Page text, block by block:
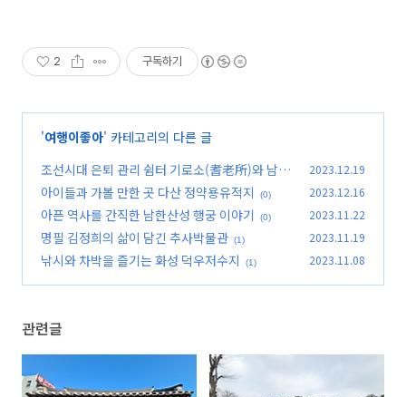
2 구독하기
'여행이좋아' 카테고리의 다른 글
조선시대 은퇴 관리 쉼터 기로소(耆老所)와 남양
풍화당 (0)
2023.12.19
아이들과 가볼 만한 곳 다산 정약용유적지 (0) 2023.12.16
아픈 역사를 간직한 남한산성 행궁 이야기 (0) 2023.11.22
명필 김정희의 삶이 담긴 추사박물관 (1) 2023.11.19
낚시와 차박을 즐기는 화성 덕우저수지 (1) 2023.11.08
관련글